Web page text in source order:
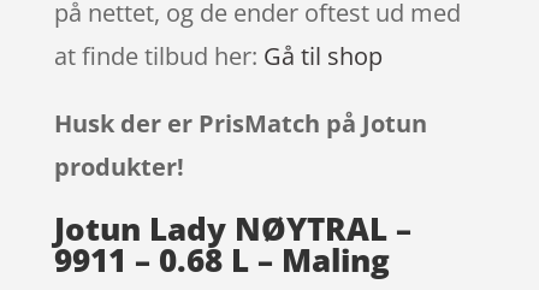
på nettet, og de ender oftest ud med
at finde tilbud her: Gå til shop
Husk der er PrisMatch på Jotun
produkter!
Jotun Lady NØYTRAL –
9911 – 0.68 L – Maling